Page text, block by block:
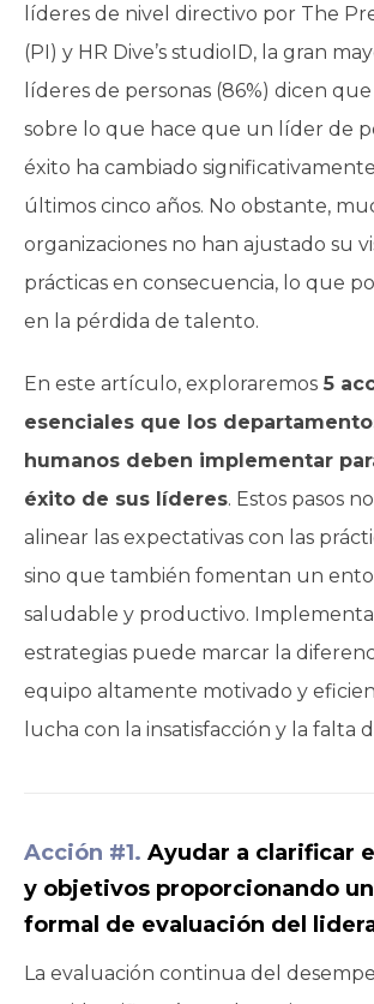
líderes de nivel directivo por The
(PI) y HR Dive’s studioID, la gran
líderes de personas (86%) dicen
sobre lo que hace que un líder de
éxito ha cambiado
últimos cinco años. No obstante,
organizaciones no han ajustado su
prácticas en consecuencia, lo que
en la pérdida de talento.
En este artículo, exploraremos 5
esenciales que los
humanos deben implementar
éxito de sus líderes. Estos pasos
alinear las expectativas con las
sino que también fomentan un
saludable y productivo.
estrategias puede marcar la
equipo altamente motivado y
lucha con la insatisfacción y la falta
Acción #1. Ayudar a clarificar
y objetivos proporcionando
formal de evaluación del
La evaluación continua del